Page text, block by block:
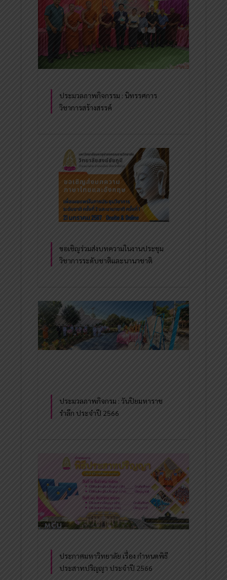
ประมวลภาพกิจกรรม : นิทรรศการ
วิชาการสร้างสรรค์
ขอเชิญร่วมส่งบทความในงานประชุม
วิชาการระดับชาติและนานาชาติ
ประมวลภาพกิจกรม : วันปิยมหาราช
รำลึก ประจำปี 2566
ประกาศมหาวิทยาลัย เรื่อง กำหนดพิธี
ประสาทปริญญา ประจำปี 2566